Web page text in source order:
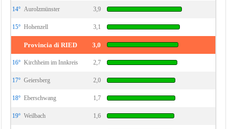
14° Aurolzmünster 3,9
15° Hohenzell 3,1
Provincia di RIED 3,0
16° Kirchheim im Innkreis 2,7
17° Geiersberg 2,0
18° Eberschwang 1,7
19° Weilbach 1,6